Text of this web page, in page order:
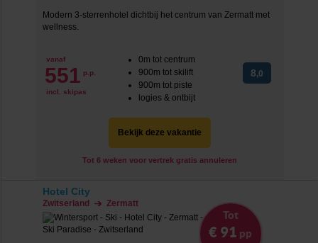
Modern 3-sterrenhotel dichtbij het centrum van Zermatt met
wellness.
vanaf
551 p.p.
incl. skipas
0m tot centrum
900m tot skilift
900m tot piste
logies & ontbijt
8,0
Bekijk deze vakantie
Tot 6 weken voor vertrek gratis annuleren
Hotel City
Zwitserland Zermatt
Tot
€ 91 pp